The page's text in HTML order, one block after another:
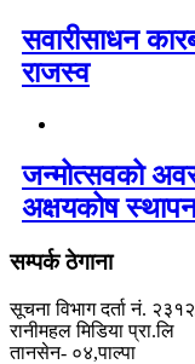
सवारीसाधन
राजस्व
जन्मोत्सवको
अक्षयकोष
सम्पर्क ठेगाना
सूचना विभाग दर्ता नं.
रानीमहल मिडिया प्रा.लि
तानसेन- ०४,पाल्पा